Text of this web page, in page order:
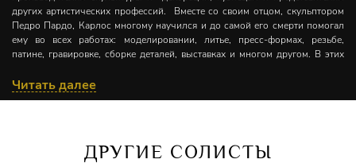
других артистических профессий. Вместе со своим отцом, скульптором
Педро Пардо, Карлос многому научился и до самой его смерти помогал
ему во всех работах: моделировании, литье, пресс-формах, резьбе,
патине, гравировке, сборке деталей, выставках и многом другом. В этих
сочетая их с учебой и общением со многими признанными художниками.
доме-мастерской, он начал серьезно заниматься живописью, и провел
Читать далее
ДРУГИЕ СОЛИСТЫ